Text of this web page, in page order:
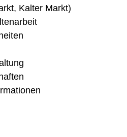
Kalter Markt)